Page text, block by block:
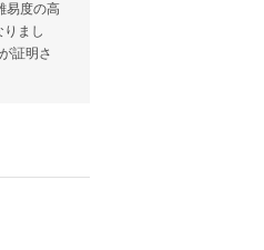
易度の高
まし
証明さ